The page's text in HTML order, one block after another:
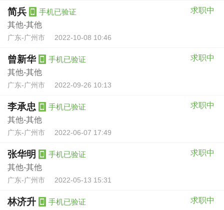
简兵 手机已验证
求职中
其他-其他
广东-广州市 2022-10-08 10:46
曾新华 手机已验证
求职中
其他-其他
广东-广州市 2022-09-26 10:13
李承忠 手机已验证
求职中
其他-其他
广东-广州市 2022-06-07 17:49
张华明 手机已验证
求职中
其他-其他
广东-广州市 2022-05-13 15:31
林济升 手机已验证
求职中